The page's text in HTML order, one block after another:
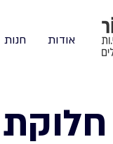
אודות חנות